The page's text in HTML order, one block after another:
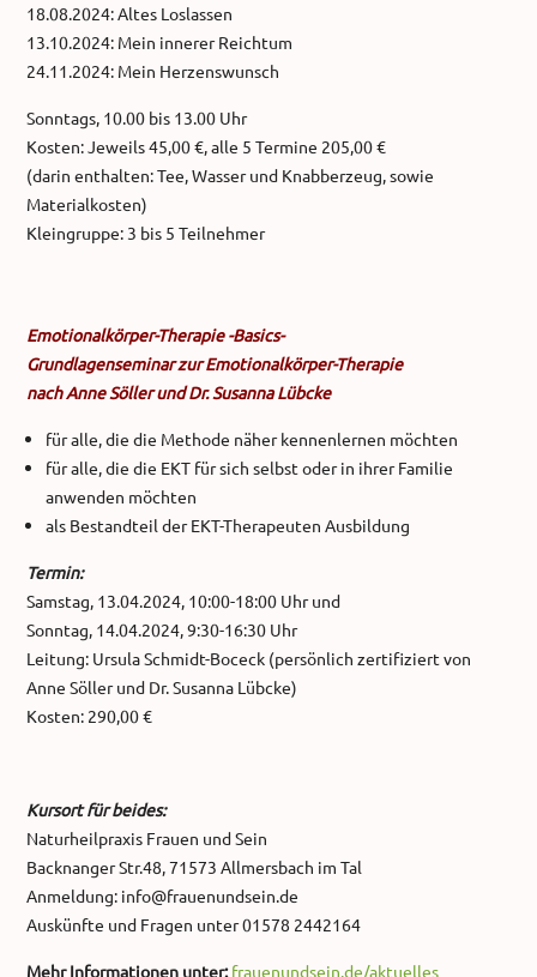
18.08.2024: Altes Loslassen
13.10.2024: Mein innerer Reichtum
24.11.2024: Mein Herzenswunsch
Sonntags, 10.00 bis 13.00 Uhr
Kosten: Jeweils 45,00 €, alle 5 Termine 205,00 €
(darin enthalten: Tee, Wasser und Knabberzeug, sowie
Materialkosten)
Kleingruppe: 3 bis 5 Teilnehmer
Emotionalkörper-Therapie -Basics-
Grundlagenseminar zur Emotionalkörper-Therapie
nach Anne Söller und Dr. Susanna Lübcke
für alle, die die Methode näher kennenlernen möchten
für alle, die die EKT für sich selbst oder in ihrer Familie
anwenden möchten
als Bestandteil der EKT-Therapeuten Ausbildung
Termin:
Samstag, 13.04.2024, 10:00-18:00 Uhr und
Sonntag, 14.04.2024, 9:30-16:30 Uhr
Leitung: Ursula Schmidt-Boceck (persönlich zertifiziert von
Anne Söller und Dr. Susanna Lübcke)
Kosten: 290,00 €
Kursort für beides:
Naturheilpraxis Frauen und Sein
Backnanger Str.48, 71573 Allmersbach im Tal
Anmeldung: info@frauenundsein.de
Auskünfte und Fragen unter 01578 2442164
Mehr Informationen unter:frauenundsein.de/aktuelles